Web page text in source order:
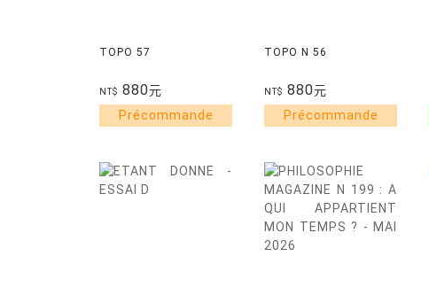
TOPO 57
NT$ 880元
TOPO N 56
NT$ 880元